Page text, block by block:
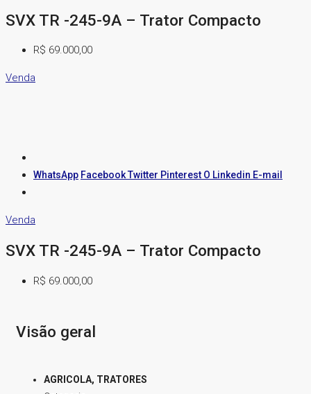
SVX TR -245-9A – Trator Compacto
R$ 69.000,00
Venda
WhatsApp FacebookTwitter Pinterest O Linkedin E-mail
Venda
SVX TR -245-9A – Trator Compacto
R$ 69.000,00
Visão geral
AGRICOLA, TRATORES